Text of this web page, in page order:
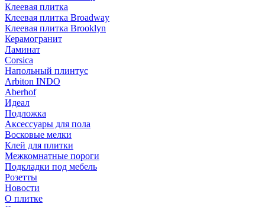
Клеевая плитка
Клеевая плитка Broadway
Клеевая плитка Brooklyn
Керамогранит
Ламинат
Corsica
Напольный плинтус
Arbiton INDO
Aberhof
Идеал
Подложка
Аксессуары для пола
Восковые мелки
Клей для плитки
Межкомнатные пороги
Подкладки под мебель
Розетты
Новости
О плитке